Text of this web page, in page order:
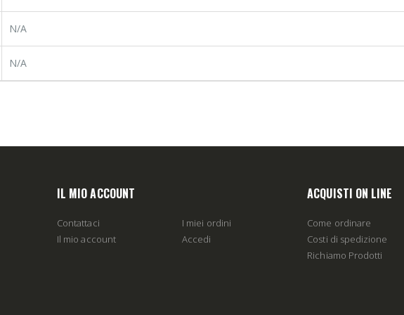
N/A
N/A
IL MIO ACCOUNT
Contattaci
Il mio account
I miei ordini
Accedi
ACQUISTI ON LINE
Come ordinare
Costi di spedizione
Richiamo Prodotti